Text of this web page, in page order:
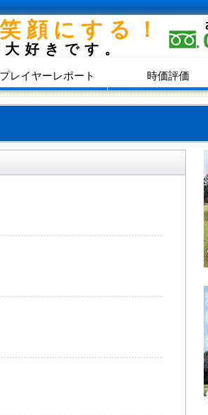
顔にする！
好きです。
プレイヤーレポート 時価評価